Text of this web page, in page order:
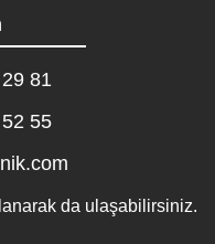
81
55
da ulaşabilirsiniz.